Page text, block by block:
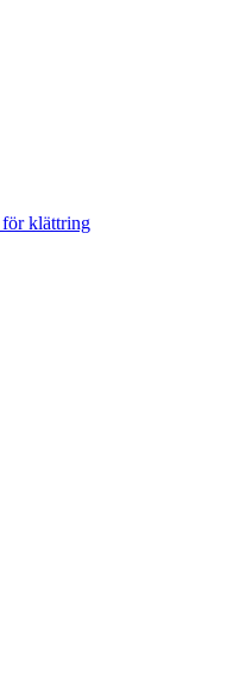
klättring